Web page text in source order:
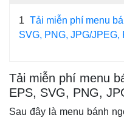
1 Tải miễn phí menu
SVG, PNG, JPG/JPEG,
Tải miễn phí menu
EPS, SVG, PNG,
Sau đây là menu bánh